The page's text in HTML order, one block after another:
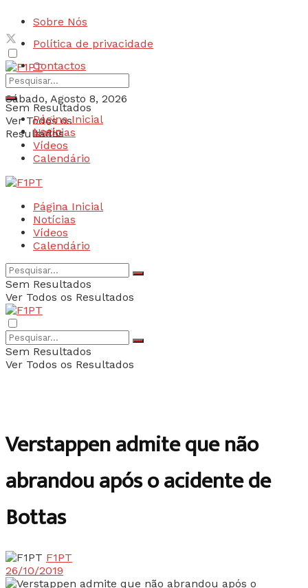
Sobre Nós
Política de privacidade
Contactos
Sábado, Agosto 8, 2026
Login
Sem Resultados
Ver Todos os
Resultados
Página Inicial
Notícias
Vídeos
Calendário
Página Inicial
Notícias
Vídeos
Calendário
Sem Resultados
Ver Todos os Resultados
Sem Resultados
Ver Todos os Resultados
Verstappen admite que não
abrandou após o acidente de
Bottas
F1PT
26/10/2019